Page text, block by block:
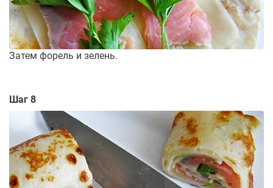
Затем форель и зелень.
Шаг 8